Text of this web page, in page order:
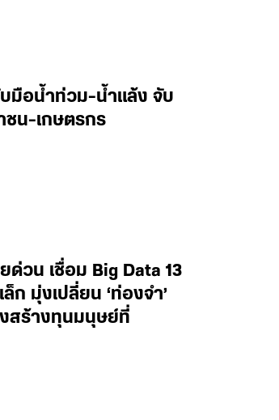
บมือน้ำท่วม-น้ำแล้ง จับ
ชน-เกษตรกร
วน เชื่อม Big Data 13
มุ่งเปลี่ยน ‘ท่องจำ’
งสร้างทุนมนุษย์ที่